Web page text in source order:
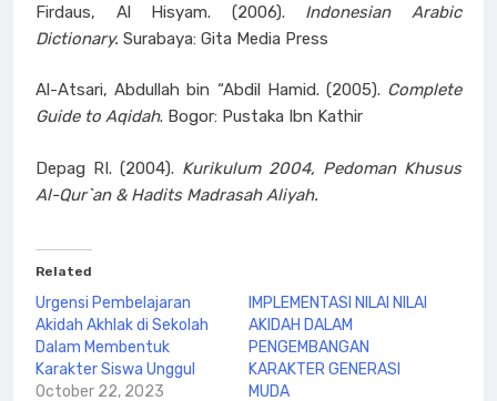
Firdaus, Al Hisyam. (2006). Indonesian Arabic
Dictionary. Surabaya: Gita Media Press
Al-Atsari, Abdullah bin “Abdil Hamid. (2005). Complete
Guide to Aqidah. Bogor: Pustaka Ibn Kathir
Depag RI. (2004). Kurikulum 2004, Pedoman Khusus
Al-Qur`an & Hadits Madrasah Aliyah.
Related
Urgensi Pembelajaran
Akidah Akhlak di Sekolah
Dalam Membentuk
Karakter Siswa Unggul
October 22, 2023
IMPLEMENTASI NILAI NILAI
AKIDAH DALAM
PENGEMBANGAN
KARAKTER GENERASI
MUDA